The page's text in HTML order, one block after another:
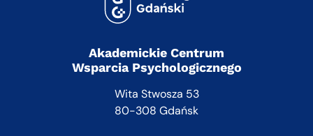
Akademickie Centrum
Wsparcia Psychologicznego
Wita Stwosza 53
80-308 Gdańsk